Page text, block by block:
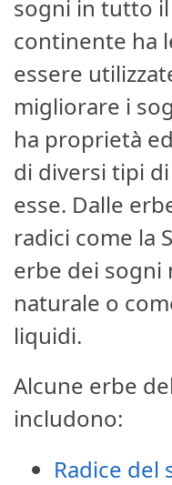
sogni in tutto
continente ha
essere
migliorare i
ha proprietà
di diversi tipi
esse. Dalle
radici come la
erbe dei sogni
naturale o
liquidi.
Alcune erbe
includono:
Radice del